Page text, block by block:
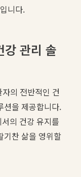
니다.
강 관리 솔
의 전반적인 건
션을 제공합니다.
의 건강 유지를
기찬 삶을 영위할